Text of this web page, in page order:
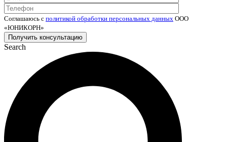
Соглашаюсь с политикой обработки персональных данных ООО
«ЮНИКОРН»
Search